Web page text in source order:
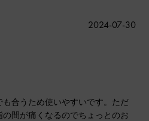
合うため使いやすいです。ただ
間が痛くなるのでちょっとのお
公
2024-07-30